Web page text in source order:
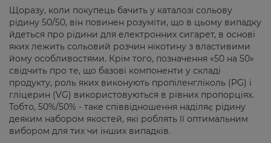
Щоразу, коли покупець бачить у каталозі сольову
рідину 50/50, він повинен розуміти, що в цьому випадку
йдеться про рідини для електронних сигарет, в основі
яких лежить сольовий розчин нікотину з властивими
йому особливостями. Крім того, позначення «50 на 50»
свідчить про те, що базові компоненти у складі
продукту, роль яких виконують пропіленгліколь (PG) і
гліцерин (VG) використовуються в рівних пропорціях.
Тобто, 50%/50% - таке співвідношення наділяє рідину
деяким набором якостей, які роблять її оптимальним
вибором для тих чи інших випадків.